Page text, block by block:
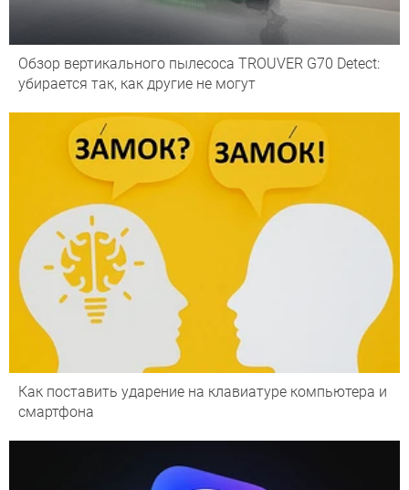
Обзор вертикального пылесоса TROUVER G70 Detect:
убирается так, как другие не могут
Как поставить ударение на клавиатуре компьютера и
смартфона